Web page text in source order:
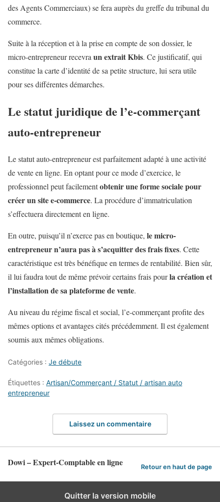
des Agents Commerciaux) se fera auprès du greffe du tribunal du
commerce.
Suite à la réception et à la prise en compte de son dossier, le
micro-entrepreneur recevraun extrait Kbis. Ce justificatif, qui
constitue la carte d’identité de sa petite structure, lui sera utile
pour ses différentes démarches.
Le statut juridique de l’e-commerçant
auto-entrepreneur
Le statut auto-entrepreneur est parfaitement adapté à une activité
de vente en ligne. En optant pour ce mode d’exercice, le
professionnel peut facilementobtenir une forme sociale pour
créer un site e-commerce. La procédure d’immatriculation
s’effectuera directement en ligne.
En outre, puisqu’il n’exerce pas en boutique, le micro-
entrepreneur n’aura pas à s’acquitter des frais fixes. Cette
caractéristique est très bénéfique en termes de rentabilité. Bien sûr,
il lui faudra tout de même prévoir certains frais pourla création et
l’installation de sa plateforme de vente.
Au niveau du régime fiscal et social, l’e-commerçant profite des
mêmes options et avantages cités précédemment. Il est également
soumis aux mêmes obligations.
Catégories : Je débute
Étiquettes : Artisan/Commerçant / Statut / artisan auto
entrepreneur
Laissez un commentaire
Dowi – Expert-Comptable en ligne Retour en haut de page
Quitter la version mobile